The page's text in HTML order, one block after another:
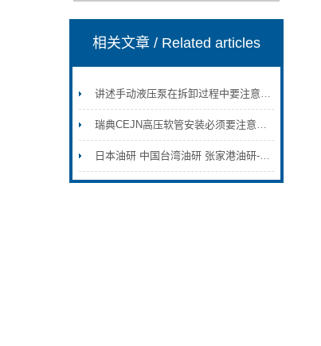
相关文章/ Related articles
讲述手动液压泵在拆卸过程中要注意的地方
瑞典CEJN高压软管安装必须要注意的事项
日本油研 中国台湾油研 张家港油研-YUKEN